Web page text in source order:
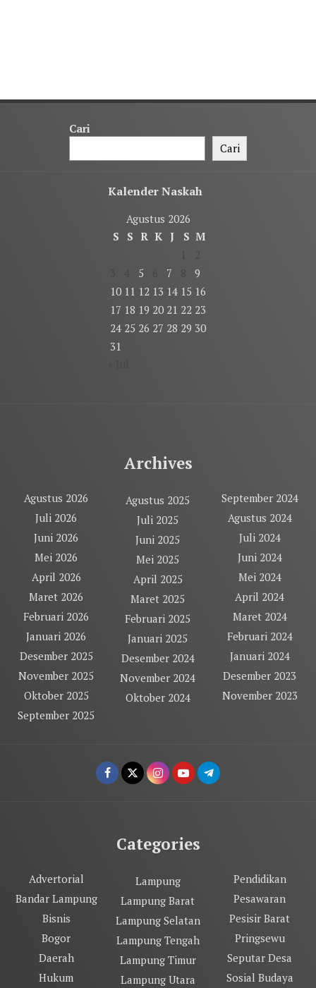
Cari
Cari
Kalender Naskah
Agustus 2026
S
S R K J S M
5 7
9
10 11 12 13 14 15 16
17 18 19 20 21 22 23
24 25 26 27 28 29 30
31
Archives
Agustus 2026
Juli 2026
Juni 2026
Mei 2026
April 2026
Maret 2026
Februari 2026
Januari 2026
Desember 2025
November 2025
Oktober 2025
September 2025
Agustus 2025
Juli 2025
Juni 2025
Mei 2025
April 2025
Maret 2025
Februari 2025
Januari 2025
Desember 2024
November 2024
Oktober 2024
September 2024
Agustus 2024
Juli 2024
Juni 2024
Mei 2024
April 2024
Maret 2024
Februari 2024
Januari 2024
Desember 2023
November 2023
Categories
Advertorial
Bandar Lampung
Bisnis
Bogor
Daerah
Hukum
Lampung
Lampung Barat
Lampung Selatan
Lampung Tengah
Lampung Timur
Lampung Utara
Pendidikan
Pesawaran
Pesisir Barat
Pringsewu
Seputar Desa
Sosial Budaya